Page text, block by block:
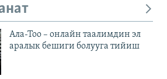
Ала-Тоо – онлайн таалимдин эл
аралык бешиги болууга тийиш